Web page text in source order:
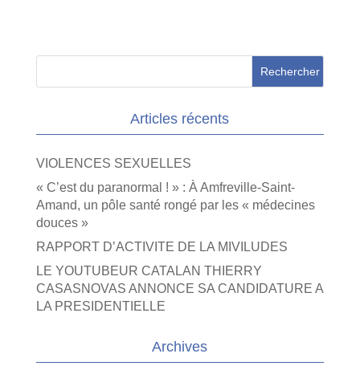
Articles récents
VIOLENCES SEXUELLES
« C’est du paranormal ! » : À Amfreville-Saint-
Amand, un pôle santé rongé par les « médecines
douces »
RAPPORT D’ACTIVITE DE LA MIVILUDES
LE YOUTUBEUR CATALAN THIERRY
CASASNOVAS ANNONCE SA CANDIDATURE A
LA PRESIDENTIELLE
Archives